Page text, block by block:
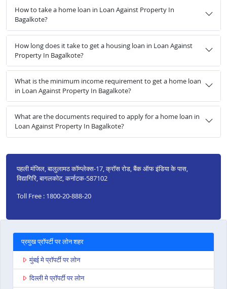
How to take a home loan in Loan Against Property In
Bagalkote?
How long does it take to get a housing loan in Loan Against
Property In Bagalkote?
What is the minimum income requirement to get a home loan
in Loan Against Property In Bagalkote?
What are the documents required to apply for a home loan in
Loan Against Property In Bagalkote?
पहली मंजिल, बालुलामठ कॉम्प्लेक्स-17, क्रॉस रोड, बैंक ऑफ इंडिया के पास,
विद्यागिरि, बागलकोट, कर्नाटक-587102
Toll Free : 1800-20-888-20
प्रमुख प्रॉपर्टी पर लोन शहर
मुंबई मे प्रॉपर्टी पर लोन
दिल्ली मे प्रॉपर्टी पर लोन